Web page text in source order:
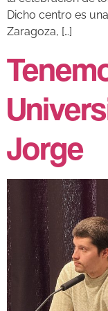
Dicho centro es
Zaragoza, […]
Jorge